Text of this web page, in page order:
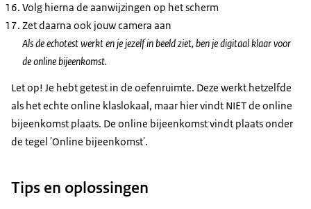
Volg hierna de aanwijzingen op het scherm
Zet daarna ook jouw camera aan
Als de echotest werkt en je jezelf in beeld ziet, ben je digitaal klaar voor
de online bijeenkomst.
Let op! Je hebt getest in de oefenruimte. Deze werkt hetzelfde
als het echte online klaslokaal, maar hier vindt NIET de online
bijeenkomst plaats. De online bijeenkomst vindt plaats onder
de tegel 'Online bijeenkomst'.
Tips en oplossingen